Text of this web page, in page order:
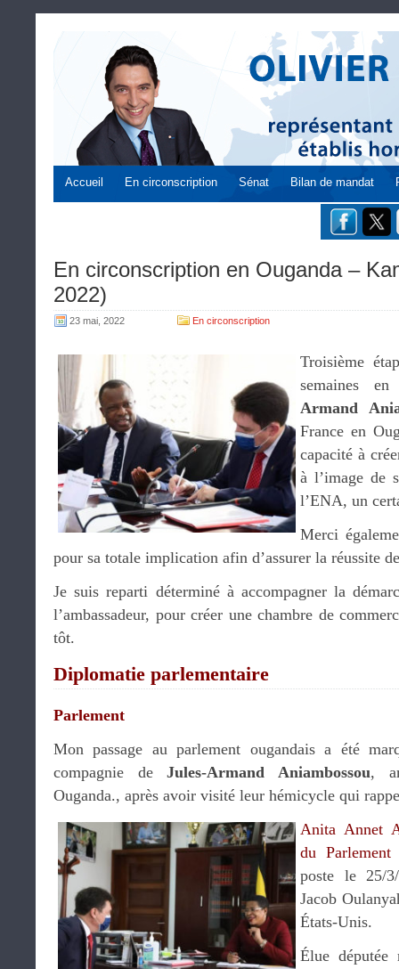
Accueil En circonscription Sénat Bilan de mandat
En circonscription en Ouganda –
2022)
23 mai, 2022 En circonscription
Troisième
semaines
Armand
France en
capacité à
à l’image de
l’ENA, un
Merci
pour sa totale implication afin d’assurer la réussite
Je suis reparti déterminé à accompagner la
l’ambassadeur, pour créer une chambre de
tôt.
Diplomatie parlementaire
Parlement
Mon passage au parlement ougandais a été
compagnie deJules-Armand Aniambossou,
Ouganda., après avoir visité leur hémicycle qui
Anita Annet
du Parlement
poste le 25/
Jacob
États-Unis.
Élue députée